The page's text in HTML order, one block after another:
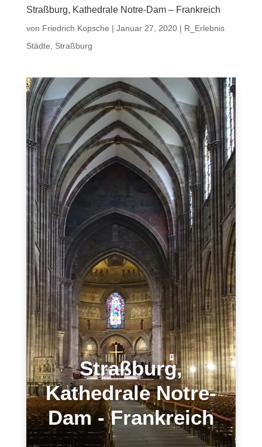
Straßburg, Kathedrale Notre-Dam – Frankreich
von Friedrich Kopsche | Januar 27, 2020| R_Erlebnis
Städte
Straßburg
Straßburg,
Kathedrale Notre-
Dam - Frankreich